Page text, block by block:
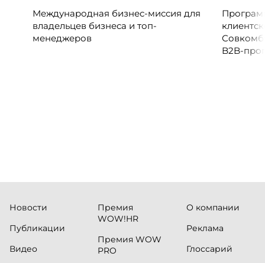
Международная бизнес-миссия для
владельцев бизнеса и топ-
менеджеров
B2B-
Новости
Публикации
Видео
Премия
WOW!HR
Премия WOW
PRO
О компании
Реклама
Глоссарий